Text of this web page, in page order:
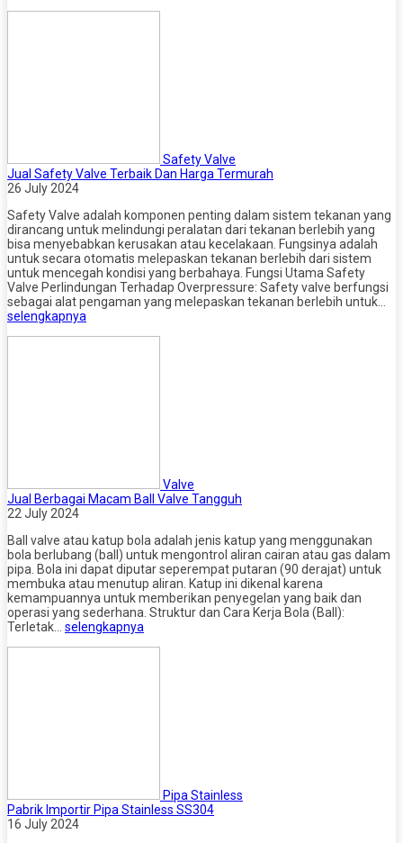
Safety Valve
Jual Safety Valve Terbaik Dan Harga Termurah
26 July 2024
Safety Valve adalah komponen penting dalam sistem tekanan yang
dirancang untuk melindungi peralatan dari tekanan berlebih yang
bisa menyebabkan kerusakan atau kecelakaan. Fungsinya adalah
untuk secara otomatis melepaskan tekanan berlebih dari sistem
untuk mencegah kondisi yang berbahaya. Fungsi Utama Safety
Valve Perlindungan Terhadap Overpressure: Safety valve berfungsi
sebagai alat pengaman yang melepaskan tekanan berlebih untuk…
selengkapnya
Valve
Jual Berbagai Macam Ball Valve Tangguh
22 July 2024
Ball valve atau katup bola adalah jenis katup yang menggunakan
bola berlubang (ball) untuk mengontrol aliran cairan atau gas dalam
pipa. Bola ini dapat diputar seperempat putaran (90 derajat) untuk
membuka atau menutup aliran. Katup ini dikenal karena
kemampuannya untuk memberikan penyegelan yang baik dan
operasi yang sederhana. Struktur dan Cara Kerja Bola (Ball):
Terletak… selengkapnya
Pipa Stainless
Pabrik Importir Pipa Stainless SS304
16 July 2024